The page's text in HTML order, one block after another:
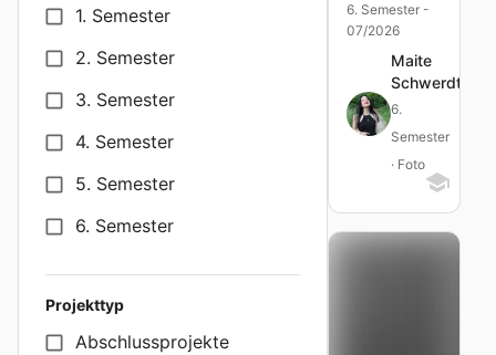
1. Semester
2. Semester
3. Semester
4. Semester
5. Semester
6. Semester
Projekttyp
Abschlussprojekte
6. Semester -
07/2026
Maite
6.
Semester
· Foto